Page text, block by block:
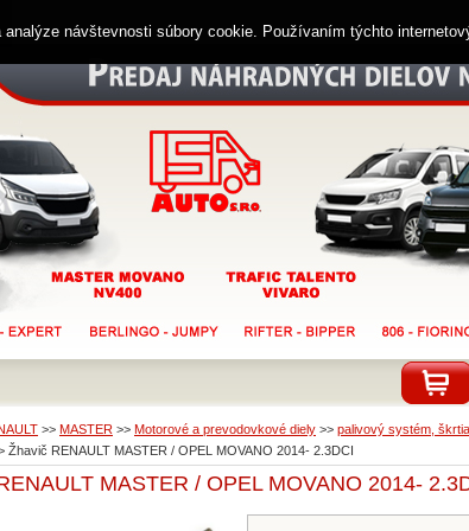
>> MASTER >> Motorové a prevodovkové diely >> palivový systém,
Žhavič RENAULT MASTER / OPEL MOVANO 2014- 2.3DCI
MASTER / OPEL MOVANO 2014-
návštevnosti súbory cookie. Používaním týchto